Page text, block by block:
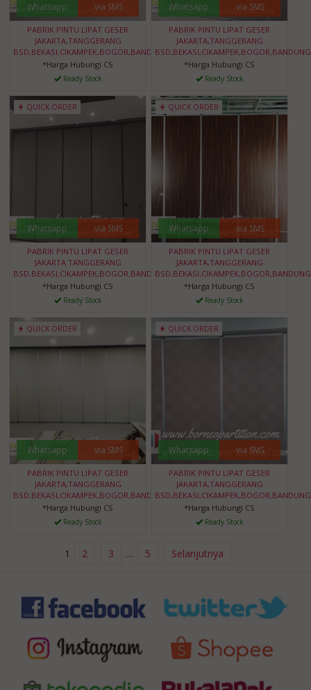
Whatsapp via SMS
PABRIK PINTU LIPAT GESER
JAKARTA,TANGGERANG
BSD,BEKASI,CIKAMPEK,BOGOR,BANDUNG,BANTEN
*Harga Hubungi CS
Ready Stock
Whatsapp via SMS
PABRIK PINTU LIPAT GESER
JAKARTA,TANGGERANG
*Harga Hubungi CS
Ready Stock
QUICK ORDER
Whatsapp via SMS
PABRIK PINTU LIPAT GESER
JAKARTA TANGGERANG
BSD,BEKASI,CIKAMPEK,BOGOR,BANDUNG,BANTEN
*Harga Hubungi CS
Ready Stock
QUICK ORDER
Whatsapp via SMS
PABRIK PINTU LIPAT GESER
JAKARTA,TANGGERANG
*Harga Hubungi CS
Ready Stock
QUICK ORDER
Whatsapp via SMS
PABRIK PINTU LIPAT GESER
JAKARTA,TANGGERANG
BSD,BEKASI,CIKAMPEK,BOGOR,BANDUNG,BANTEN
*Harga Hubungi CS
Ready Stock
QUICK ORDER
Whatsapp via SMS
PABRIK PINTU LIPAT GESER
JAKARTA,TANGGERANG
*Harga Hubungi CS
Ready Stock
1 2 3 … 5 Selanjutnya